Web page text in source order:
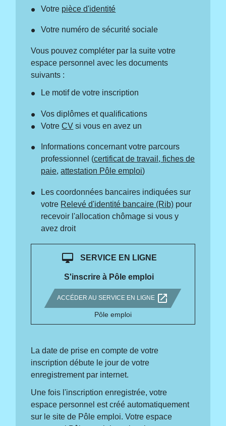
Votre pièce d'identité
Votre numéro de sécurité sociale
Vous pouvez compléter par la suite votre
espace personnel avec les documents
suivants :
Le motif de votre inscription
Vos diplômes et qualifications
VotreCV si vous en avez un
Informations concernant votre parcours
professionnel (certificat de travail , fiches de
paie,attestation Pôle emploi)
Les coordonnées bancaires indiquées sur
votre Relevé d'identité bancaire (Rib) pour
recevoir l'allocation chômage si vous y
avez droit
desktop_mac SERVICE EN LIGNE
S'inscrire à Pôle emploi
ACCÉDER AU SERVICE EN LIGNE open_in_new
Pôle emploi
La date de prise en compte de votre
inscription débute le jour de votre
enregistrement par internet.
Une fois l'inscription enregistrée, votre
espace personnel est créé automatiquement
sur le site de Pôle emploi. Votre espace